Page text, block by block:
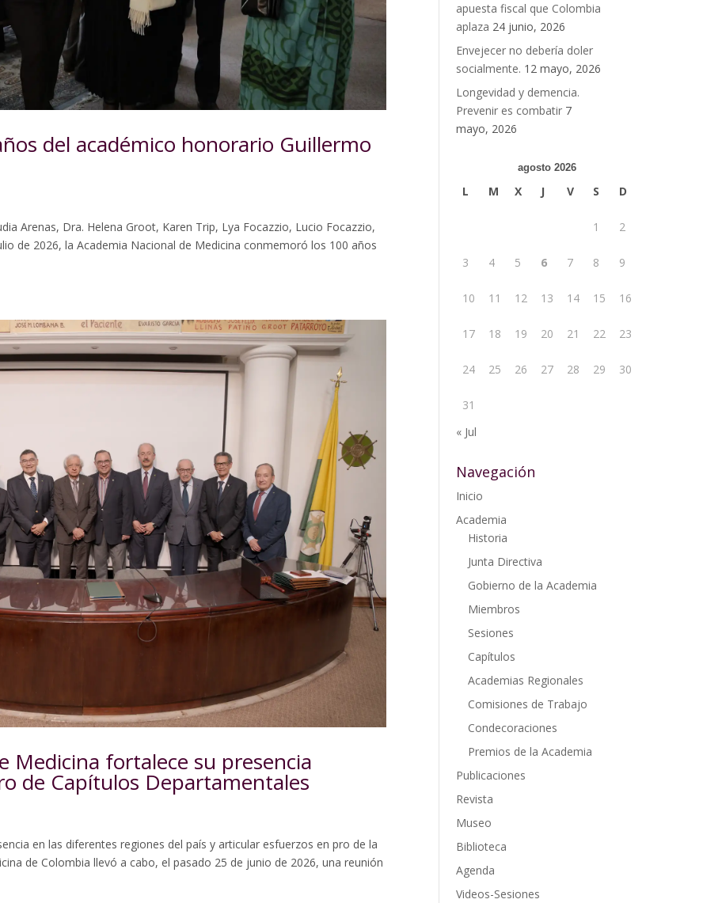
del académico honorario Guillermo
Arenas, Dra. Helena Groot, Karen Trip, Lya Focazzio, Lucio Focazzio,
de 2026, la Academia Nacional de Medicina conmemoró los 100 años
Medicina fortalece su presencia
de Capítulos Departamentales
en las diferentes regiones del país y articular esfuerzos en pro de la
de Colombia llevó a cabo, el pasado 25 de junio de 2026, una reunión
apuesta fiscal que Colombia
aplaza 24 junio, 2026
Envejecer no debería doler
socialmente. 12 mayo, 2026
Longevidad y demencia.
Prevenir es combatir 7
mayo, 2026
agosto 2026
L M X J V S D
1 2
3 4 5 6 7 8 9
10 11 12 13 14 15 16
17 18 19 20 21 22 23
24 25 26 27 28 29 30
31
« Jul
Navegación
Inicio
Academia
Historia
Junta Directiva
Gobierno de la Academia
Miembros
Sesiones
Capítulos
Academias Regionales
Comisiones de Trabajo
Condecoraciones
Premios de la Academia
Publicaciones
Revista
Museo
Biblioteca
Agenda
Videos-Sesiones